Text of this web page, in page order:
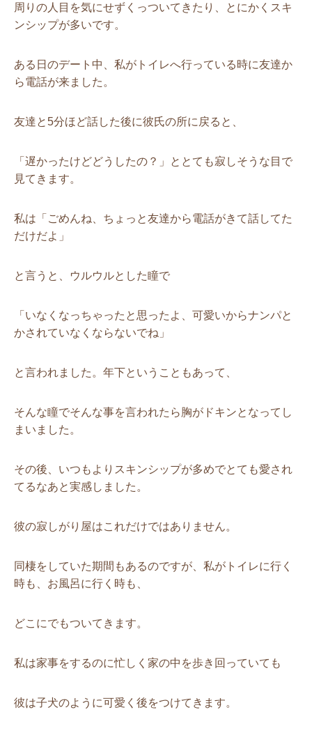
周りの人目を気にせずくっついてきたり、とにかくスキ
ンシップが多いです。
ある日のデート中、私がトイレへ行っている時に友達か
ら電話が来ました。
友達と5分ほど話した後に彼氏の所に戻ると、
「遅かったけどどうしたの？」ととても寂しそうな目で
見てきます。
私は「ごめんね、ちょっと友達から電話がきて話してた
だけだよ」
と言うと、ウルウルとした瞳で
「いなくなっちゃったと思ったよ、可愛いからナンパと
かされていなくならないでね」
と言われました。年下ということもあって、
そんな瞳でそんな事を言われたら胸がドキンとなってし
まいました。
その後、いつもよりスキンシップが多めでとても愛され
てるなあと実感しました。
彼の寂しがり屋はこれだけではありません。
同棲をしていた期間もあるのですが、私がトイレに行く
時も、お風呂に行く時も、
どこにでもついてきます。
私は家事をするのに忙しく家の中を歩き回っていても
彼は子犬のように可愛く後をつけてきます。